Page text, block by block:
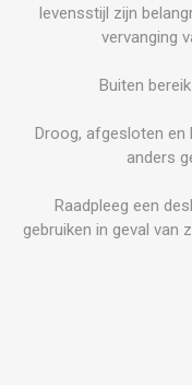
levensstijl zijn
vervanging
Buiten
Droog, afgesloten en
anders
Raadpleeg een
gebruiken in geval van